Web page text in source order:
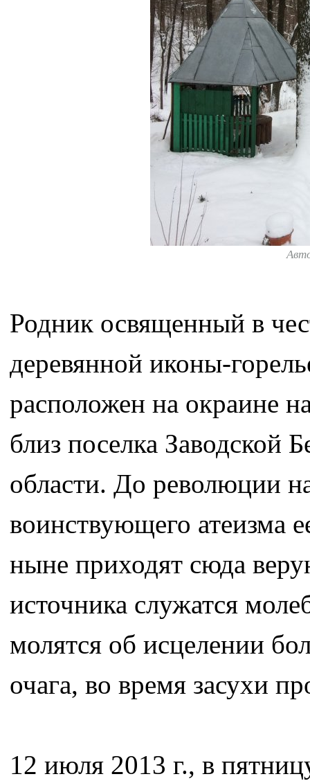
Родник освященный в
деревянной иконы-
расположен на окраине
близ поселка Заводской
области. До революции
воинствующего атеизма
ныне приходят сюда
источника служатся
молятся об исцелении
очага, во время засухи
12 июля 2013 г., в